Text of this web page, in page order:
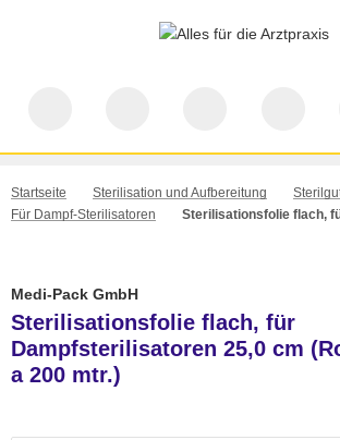
Startseite Sterilisation und Aufbereitung
Für Dampf-Sterilisatoren
Medi-Pack GmbH
Sterilisationsfolie flach, für
Dampfsterilisatoren 25,0 cm
a 200 mtr.)